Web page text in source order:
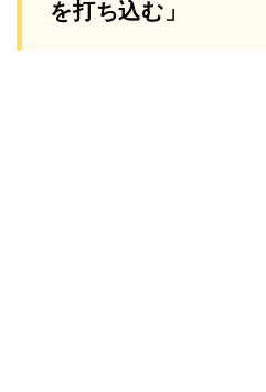
を打ち込む」